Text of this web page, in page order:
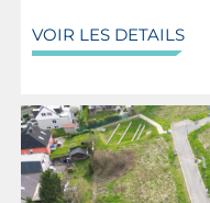
Crèche: 550 m
Centre Culturel
Hall Sportif
Terrain de football
Terrain de basketball
VOIR LES DETAILS